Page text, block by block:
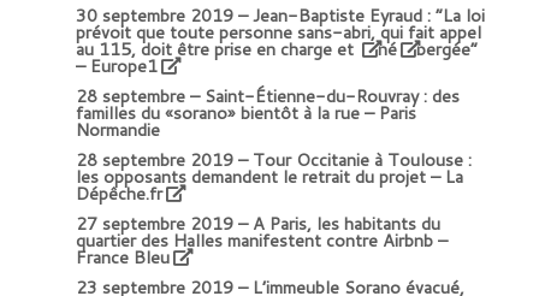
30 septembre 2019 –Jean-Baptiste Eyraud : “La loi
prévoit que toute personne sans-abri, qui fait appel
au 115, doit être prise en charge et hé bergée”
– Europe1
28 septembre – Saint-Étienne-du-Rouvray : des
familles du «sorano» bientôt à la rue – Paris
Normandie
28 septembre 2019 –Tour Occitanie à Toulouse :
les opposants demandent le retrait du projet – La
Dépêche.fr
27 septembre 2019 –A Paris, les habitants du
quartier des Halles manifestent contre Airbnb –
France Bleu
23 septembre 2019 –L’immeuble Sorano évacué,